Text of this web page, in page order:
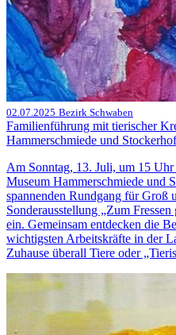
02.07.2025 Bezirk Schwaben
Familienführung mit tierischer
Hammerschmiede und
Am Sonntag, 13. Juli, um 15
Museum Hammerschmiede und
spannenden Rundgang für Groß
Sonderausstellung „Zum
ein. Gemeinsam entdecken die
wichtigsten Arbeitskräfte in der
Zuhause überall Tiere oder